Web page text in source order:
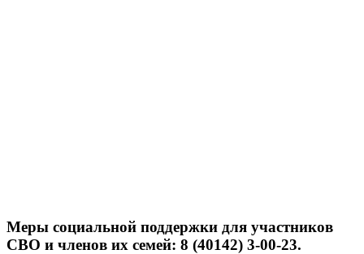
Меры социальной поддержки для участников
СВО и членов их семей: 8 (40142) 3-00-23.